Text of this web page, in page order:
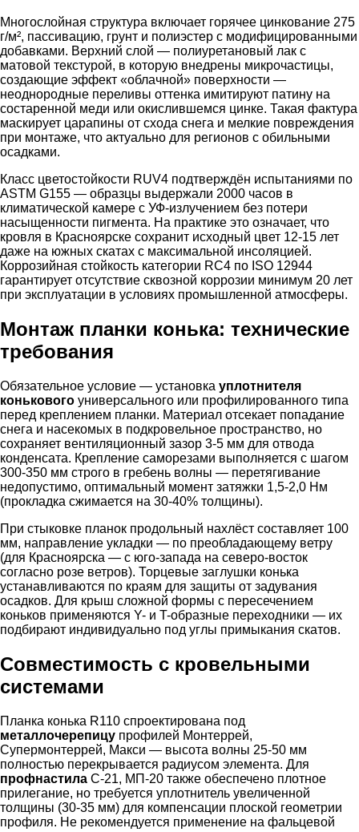
Многослойная структура включает горячее цинкование 275
г/м², пассивацию, грунт и полиэстер с модифицированными
добавками. Верхний слой — полиуретановый лак с
матовой текстурой, в которую внедрены микрочастицы,
создающие эффект «облачной» поверхности —
неоднородные переливы оттенка имитируют патину на
состаренной меди или окислившемся цинке. Такая фактура
маскирует царапины от схода снега и мелкие повреждения
при монтаже, что актуально для регионов с обильными
осадками.
Класс цветостойкости RUV4 подтверждён испытаниями по
ASTM G155 — образцы выдержали 2000 часов в
климатической камере с УФ-излучением без потери
насыщенности пигмента. На практике это означает, что
кровля в Красноярске сохранит исходный цвет 12-15 лет
даже на южных скатах с максимальной инсоляцией.
Коррозийная стойкость категории RC4 по ISO 12944
гарантирует отсутствие сквозной коррозии минимум 20 лет
при эксплуатации в условиях промышленной атмосферы.
Монтаж планки конька: технические
требования
Обязательное условие — установка уплотнителя
конькового универсального или профилированного типа
перед креплением планки. Материал отсекает попадание
снега и насекомых в подкровельное пространство, но
сохраняет вентиляционный зазор 3-5 мм для отвода
конденсата. Крепление саморезами выполняется с шагом
300-350 мм строго в гребень волны — перетягивание
недопустимо, оптимальный момент затяжки 1,5-2,0 Нм
(прокладка сжимается на 30-40% толщины).
При стыковке планок продольный нахлёст составляет 100
мм, направление укладки — по преобладающему ветру
(для Красноярска — с юго-запада на северо-восток
согласно розе ветров). Торцевые заглушки конька
устанавливаются по краям для защиты от задувания
осадков. Для крыш сложной формы с пересечением
коньков применяются Y- и T-образные переходники — их
подбирают индивидуально под углы примыкания скатов.
Совместимость с кровельными
системами
Планка конька R110 спроектирована под
металлочерепицу профилей Монтеррей,
Супермонтеррей, Макси — высота волны 25-50 мм
полностью перекрывается радиусом элемента. Для
профнастила С-21, МП-20 также обеспечено плотное
прилегание, но требуется уплотнитель увеличенной
толщины (30-35 мм) для компенсации плоской геометрии
профиля. Не рекомендуется применение на фальцевой